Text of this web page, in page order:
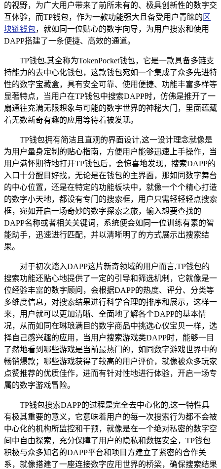
的视野，为广大用户带来了前所未有的、极具创新性的数字交
互体验，而TP钱包，作为一款功能强大且备受用户青睐的 区
块链钱包，就如同一位贴心的数字向导，为用户搜索和使用
DAPP搭建了一条便捷、高效的通道。
TP钱包,其全称为TokenPocket钱包，它是一款具备多链支
持能力的去中心化钱包，这款钱包宛如一个集成了众多先进特
性的数字宝藏盒，具有安全可靠、使用便捷、功能丰富多样等
显著特点，当用户在TP钱包中搜索DAPP时，仿佛是推开了一
扇通往充满无限想象与可能的数字世界的神秘大门，里面蕴藏
着无数新奇有趣的应用等待着被发现。
TP钱包拥有简洁且直观的界面设计,这一设计理念就像是
为用户量身定制的贴心指南，方便用户能够迅速上手操作，当
用户满怀期待地打开TP钱包后，会惊喜地发现，搜索DAPP的
入口十分醒目好找，无论是在钱包的主界面，那如同数字舞台
的中心位置，还是在特定的功能板块中，就像一个个精心打造
的数字小天地，都设有专门的搜索框，用户只需轻轻轻点搜索
框，宛如开启一场奇妙的数字探索之旅，输入想要查找的
DAPP名称或者相关关键词，系统便会如同一位训练有素的智
能助手，迅速进行匹配，并以清晰明了的方式展示出搜索结
果。
对于初次踏入DAPP这片新奇领域的用户而言,TP钱包的
搜索功能还贴心地提供了一定的引导和筛选机制，它就像是一
位经验丰富的数字顾问，会根据DAPP的热度、评分、分类等
多维度信息，对搜索结果进行科学合理的排序和展示，这样一
来，用户就可以更加清晰、全面地了解各个DAPP的基本情
况，从而如同在琳琅满目的数字商品中挑选心仪宝贝一样，选
择自己感兴趣的应用，当用户搜索游戏类DAPP时，能够一目
了然地看到哪些游戏是当前最热门的，如同数字游戏世界中的
畅销爆款；哪些游戏获得了较高的用户评价，就像被众多玩家
点赞推荐的优质佳作，进而有针对性地进行体验，开启一场专
属的数字游戏冒险。
TP钱包搜索DAPP的过程是完全去中心化的,这一特性具
有极其重要的意义，它意味着用户的每一次搜索行为都不会被
中心化的机构所监控和干预，就像是在一个绝对私密的数字空
间中自由探索，充分保障了用户的隐私和数据安全，TP钱包
积极与众多知名的DAPP平台和项目方建立了紧密的合作关
系，就像搭建了一座连接数字应用世界的桥梁，确保搜索结果